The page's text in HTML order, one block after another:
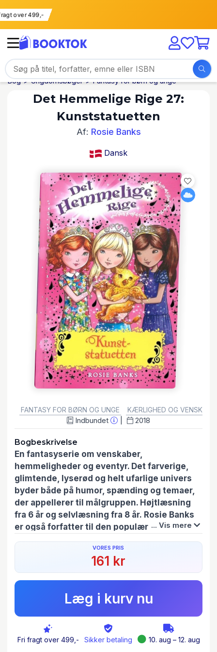
fragt over 499,-
Bog Ungdomsbøger Fantasy for børn og unge
Det Hemmelige Rige 27:
Kunststatuetten
Af: Rosie Banks
Dansk
FANTASY FOR BØRN OG UNGE
KÆRLIGHED OG VENSKAB
Indbundet 2018
Bogbeskrivelse
En fantasyserie om venskaber,
hemmeligheder og eventyr. Det farverige,
glimtende, lyserød og helt ufarlige univers
byder både på humor, spænding og temaer,
der appellerer til målgruppen. Højtlæsning
fra 6 år og selvlæsning fra 8 år. Rosie Banks
er også forfatter til den populære serie
HEMMELIGE PRINSESSER
Bind 27 i serien Det Hemmelige Rige.Lix: 26.9 -
ml=8.5 lo=18.4
Træd ind i en magisk verden fuld af venner og
sjov!Dronning Malice er overbevist om, at Sofie,
Ella og Trixi er skyld i alle hendes problemer.
Derfor har hun stjålet deres særlige talenter. De
... Vis mere
VORES PRIS
161 kr
Læg i kurv nu
Fri fragt over 499,- Sikker betaling 10. aug – 12. aug